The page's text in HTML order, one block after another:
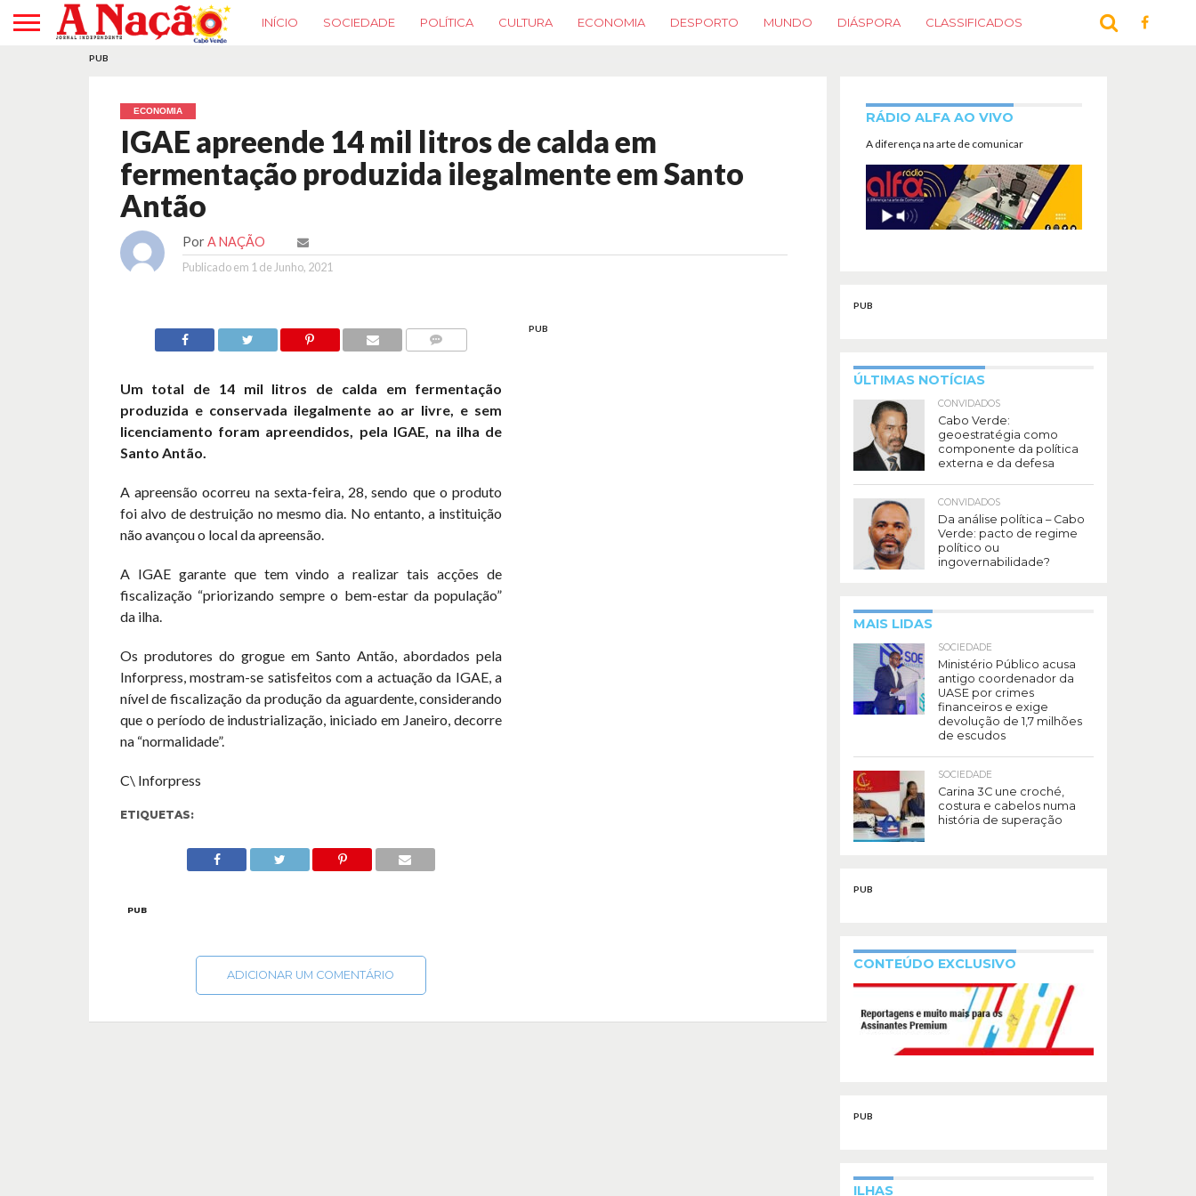
INÍCIO SOCIEDADE POLÍTICA CULTURA ECONOMIA DESPORTO MUNDO DIÁSPORA CLASSIFICADOS
PUB
ECONOMIA
IGAE apreende 14 mil litros de calda em
fermentação produzida ilegalmente em Santo
Antão
Por A NAÇÃO
Publicado em 1 de Junho, 2021
Um total de 14 mil litros de calda em fermentação
produzida e conservada ilegalmente ao ar livre, e sem
licenciamento foram apreendidos, pela IGAE, na ilha de
Santo Antão.
A apreensão ocorreu na sexta-feira, 28, sendo que o produto
foi alvo de destruição no mesmo dia. No entanto, a instituição
não avançou o local da apreensão.
A IGAE garante que tem vindo a realizar tais acções de
fiscalização “priorizando sempre o bem-estar da população”
da ilha.
Os produtores do grogue em Santo Antão, abordados pela
Inforpress, mostram-se satisfeitos com a actuação da IGAE, a
nível de fiscalização da produção da aguardente, considerando
que o período de industrialização, iniciado em Janeiro, decorre
na “normalidade”.
C\ Inforpress
ETIQUETAS:
PUB
ADICIONAR UM COMENTÁRIO
PUB
RÁDIO ALFA AO VIVO
A diferença na arte de comunicar
PUB
ÚLTIMAS NOTÍCIAS
CONVIDADOS
Cabo Verde:
geoestratégia como
componente da política
externa e da defesa
CONVIDADOS
Da análise política – Cabo
Verde: pacto de regime
político ou
ingovernabilidade?
MAIS LIDAS
SOCIEDADE
Ministério Público acusa
antigo coordenador da
UASE por crimes
financeiros e exige
devolução de 1,7 milhões
de escudos
SOCIEDADE
Carina 3C une croché,
costura e cabelos numa
história de superação
PUB
CONTEÚDO EXCLUSIVO
PUB
ILHAS